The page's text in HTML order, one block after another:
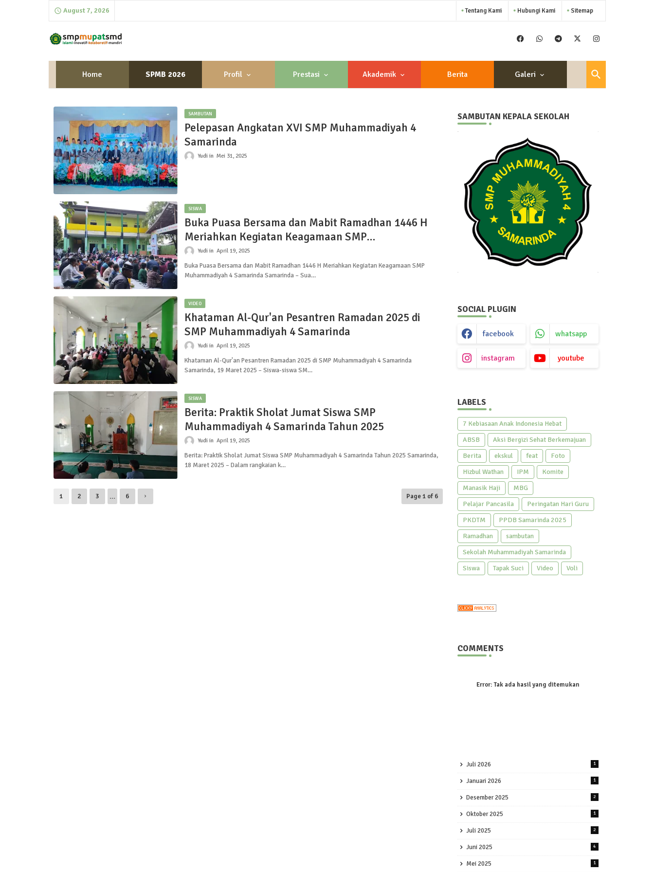
August 7, 2026 Tentang Kami Hubungi Kami Sitemap
Home SPMB 2026 Profil Prestasi Akademik Berita Galeri
SAMBUTAN
Pelepasan Angkatan XVI SMP Muhammadiyah 4
Samarinda
Yudi Mei 31, 2025
SISWA
Buka Puasa Bersama dan Mabit Ramadhan 1446 H
Meriahkan Kegiatan Keagamaan SMP
Muhammadiyah 4 Samarinda
Yudi April 19, 2025
Buka Puasa Bersama dan Mabit Ramadhan 1446 H Meriahkan Kegiatan Keagamaan SMP
Muhammadiyah 4 Samarinda Samarinda – Sua…
VIDEO
Khataman Al-Qur'an Pesantren Ramadan 2025 di
SMP Muhammadiyah 4 Samarinda
Yudi April 19, 2025
Khataman Al-Qur'an Pesantren Ramadan 2025 di SMP Muhammadiyah 4 Samarinda
Samarinda, 19 Maret 2025 – Siswa-siswa SM…
SISWA
Berita: Praktik Sholat Jumat Siswa SMP
Muhammadiyah 4 Samarinda Tahun 2025
Yudi April 19, 2025
Berita: Praktik Sholat Jumat Siswa SMP Muhammadiyah 4 Samarinda Tahun 2025 Samarinda,
18 Maret 2025 – Dalam rangkaian k…
Page 1 of 6
1 2 3 ... 6
SAMBUTAN KEPALA SEKOLAH
SOCIAL PLUGIN
facebook whatsapp
instagram youtube
LABELS
7 Kebiasaan Anak Indonesia Hebat
ABSB
Aksi Bergizi Sehat Berkemajuan
Berita
ekskul feat
Foto
Hizbul Wathan
IPM
Komite
Manasik Haji
MBG
Pelajar Pancasila
Peringatan Hari Guru
PKDTM
PPDB Samarinda 2025
Ramadhan
sambutan
Sekolah Muhammadiyah Samarinda
Siswa
Tapak Suci Video Voli
COMMENTS
Error:Tak ada hasil yang ditemukan
Juli 2026 1
Januari 2026 1
Desember 2025 2
Oktober 2025 1
Juli 2025 2
Juni 2025 4
Mei 2025 1